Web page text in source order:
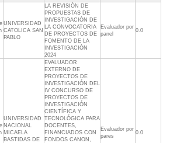
UNIVERSIDAD
CATOLICA SAN
PABLO
LA REVISIÓN DE
PROPUESTAS DE
INVESTIGACIÓN DE
LA CONVOCATORIA
DE PROYECTOS DE
FOMENTO DE LA
INVESTIGACIÓN
2024
Evaluador por
panel
0.0
UNIVERSIDAD
NACIONAL
MICAELA
BASTIDAS DE
EVALUADOR
EXTERNO DE
PROYECTOS DE
INVESTIGACIÓN DEL
IV CONCURSO DE
PROYECTOS DE
INVESTIGACIÓN
CIENTÍFICA Y
TECNOLÓGICA PARA
DOCENTES,
FINANCIADOS CON
FONDOS CANON,
Evaluador por
pares
0.0